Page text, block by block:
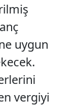
uygun
vergiyi